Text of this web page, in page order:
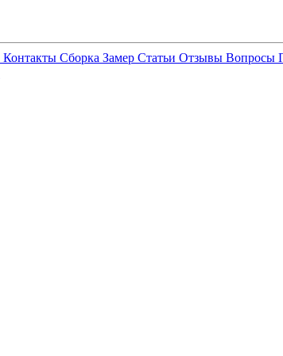
Контакты Сборка Замер Статьи Отзывы Вопросы